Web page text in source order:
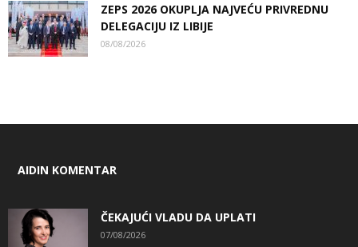
ZEPS 2026 OKUPLJA NAJVEĆU PRIVREDNU
DELEGACIJU IZ LIBIJE
08/08/2026
AIDIN KOMENTAR
ČEKAJUĆI VLADU DA UPLATI
07/08/2026